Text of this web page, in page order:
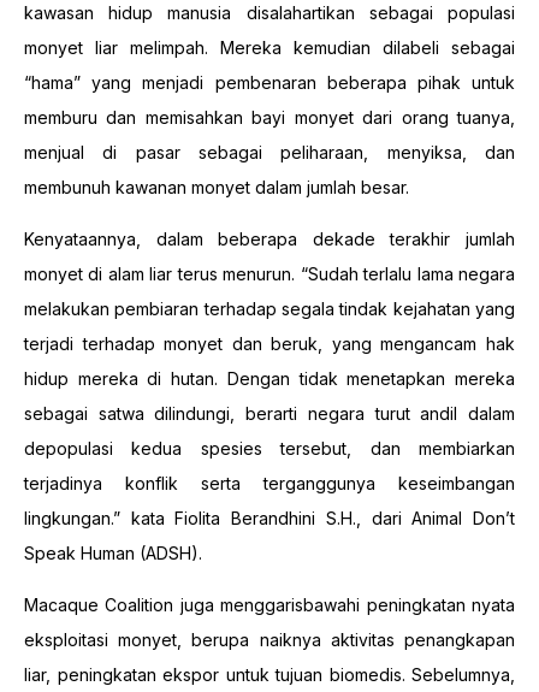
kawasan hidup manusia disalahartikan sebagai populasi
monyet liar melimpah. Mereka kemudian dilabeli sebagai
“hama” yang menjadi pembenaran beberapa pihak untuk
memburu dan memisahkan bayi monyet dari orang tuanya,
menjual di pasar sebagai peliharaan, menyiksa, dan
membunuh kawanan monyet dalam jumlah besar.
Kenyataannya, dalam beberapa dekade terakhir jumlah
monyet di alam liar terus menurun. “Sudah terlalu lama negara
melakukan pembiaran terhadap segala tindak kejahatan yang
terjadi terhadap monyet dan beruk, yang mengancam hak
hidup mereka di hutan. Dengan tidak menetapkan mereka
sebagai satwa dilindungi, berarti negara turut andil dalam
depopulasi kedua spesies tersebut, dan membiarkan
terjadinya konflik serta terganggunya keseimbangan
lingkungan.” kata Fiolita Berandhini S.H., dari Animal Don’t
Speak Human (ADSH).
Macaque Coalition juga menggarisbawahi peningkatan nyata
eksploitasi monyet, berupa naiknya aktivitas penangkapan
liar, peningkatan ekspor untuk tujuan biomedis. Sebelumnya,